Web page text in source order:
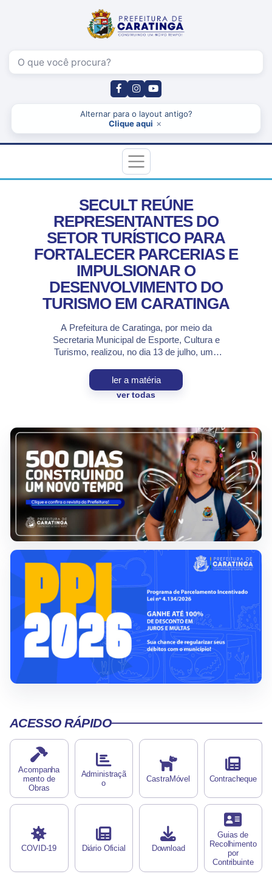
Pesquisar
Alternar para o layout antigo?
Clique aqui ×
SECULT REÚNE
REPRESENTANTES DO
SETOR TURÍSTICO PARA
FORTALECER PARCERIAS E
IMPULSIONAR O
DESENVOLVIMENTO DO
TURISMO EM CARATINGA
A Prefeitura de Caratinga, por meio da
Secretaria Municipal de Esporte, Cultura e
Turismo, realizou, no dia 13 de julho, uma
dos setores de hospedagem, gastronomia e
turismo, com foco na organização da 6ª
FECULT – Feira Nacional de Cultura,
ler a matéria
ver todas
ACESSO RÁPIDO
Acompanha
mento de
Obras
Administraçã
o
CastraMóvel Contracheque
COVID-19 Diário Oficial Download
Guias de
Recolhimento
por
Contribuinte